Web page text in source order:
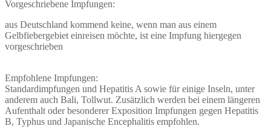
Vorgeschriebene Impfungen:
aus Deutschland kommend keine, wenn man aus einem
Gelbfiebergebiet einreisen möchte, ist eine Impfung hiergegen
vorgeschrieben
Empfohlene Impfungen:
Standardimpfungen und Hepatitis A sowie für einige Inseln, unter
anderem auch Bali, Tollwut. Zusätzlich werden bei einem längeren
Aufenthalt oder besonderer Exposition Impfungen gegen Hepatitis
B, Typhus und Japanische Encephalitis empfohlen.